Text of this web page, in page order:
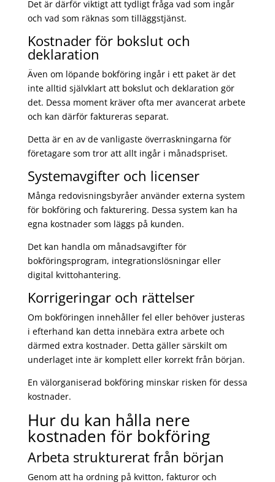
Det är därför viktigt att tydligt fråga vad som ingår
och vad som räknas som tilläggstjänst.
Kostnader för bokslut och
deklaration
Även om löpande bokföring ingår i ett paket är det
inte alltid självklart att bokslut och deklaration gör
det. Dessa moment kräver ofta mer avancerat arbete
och kan därför faktureras separat.
Detta är en av de vanligaste överraskningarna för
företagare som tror att allt ingår i månadspriset.
Systemavgifter och licenser
Många redovisningsbyråer använder externa system
för bokföring och fakturering. Dessa system kan ha
egna kostnader som läggs på kunden.
Det kan handla om månadsavgifter för
bokföringsprogram, integrationslösningar eller
digital kvittohantering.
Korrigeringar och rättelser
Om bokföringen innehåller fel eller behöver justeras
i efterhand kan detta innebära extra arbete och
därmed extra kostnader. Detta gäller särskilt om
underlaget inte är komplett eller korrekt från början.
En välorganiserad bokföring minskar risken för dessa
kostnader.
Hur du kan hålla nere
kostnaden för bokföring
Arbeta strukturerat från början
Genom att ha ordning på kvitton, fakturor och